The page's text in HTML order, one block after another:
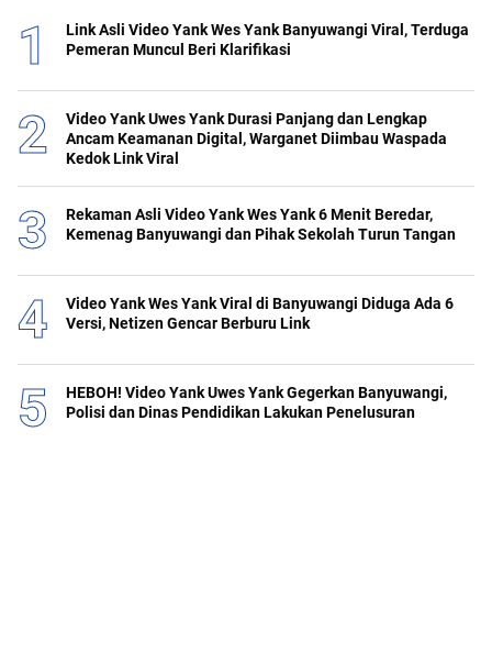
Link Asli Video Yank Wes Yank Banyuwangi Viral, Terduga
Pemeran Muncul Beri Klarifikasi
Video Yank Uwes Yank Durasi Panjang dan Lengkap
Ancam Keamanan Digital, Warganet Diimbau Waspada
Kedok Link Viral
Rekaman Asli Video Yank Wes Yank 6 Menit Beredar,
Kemenag Banyuwangi dan Pihak Sekolah Turun Tangan
Video Yank Wes Yank Viral di Banyuwangi Diduga Ada 6
Versi, Netizen Gencar Berburu Link
HEBOH! Video Yank Uwes Yank Gegerkan Banyuwangi,
Polisi dan Dinas Pendidikan Lakukan Penelusuran